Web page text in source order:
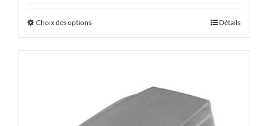
Choix des options Détails